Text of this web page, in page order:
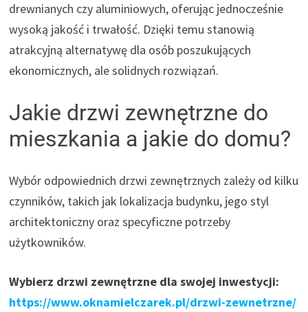
drewnianych czy aluminiowych, oferując jednocześnie
wysoką jakość i trwałość. Dzięki temu stanowią
atrakcyjną alternatywę dla osób poszukujących
ekonomicznych, ale solidnych rozwiązań.
Jakie drzwi zewnętrzne do
mieszkania a jakie do domu?
Wybór odpowiednich drzwi zewnętrznych zależy od kilku
czynników, takich jak lokalizacja budynku, jego styl
architektoniczny oraz specyficzne potrzeby
użytkowników.
Wybierz drzwi zewnętrzne dla swojej inwestycji:
https://www.oknamielczarek.pl/drzwi-zewnetrzne/